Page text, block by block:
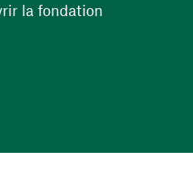
la fondation(ouvre une